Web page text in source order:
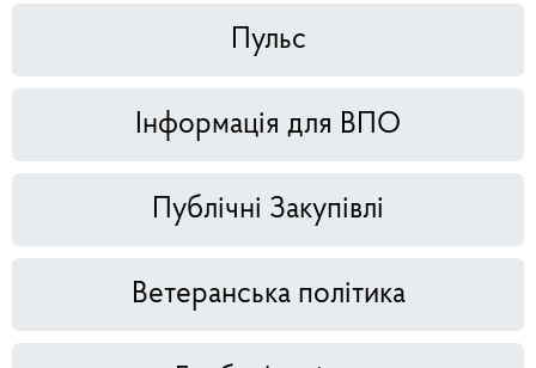
Пульс
Інформація для ВПО
Публічні Закупівлі
Ветеранська політика